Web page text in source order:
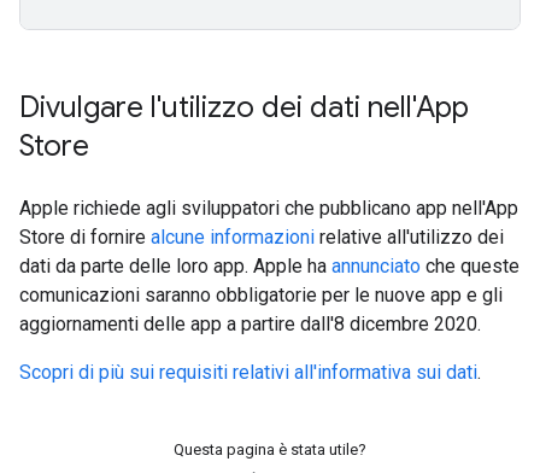
Divulgare l'utilizzo dei dati nell'App
Store
Apple richiede agli sviluppatori che pubblicano app nell'App
Store di fornire alcune informazioni relative all'utilizzo dei
dati da parte delle loro app. Apple ha annunciato che queste
comunicazioni saranno obbligatorie per le nuove app e gli
aggiornamenti delle app a partire dall'8 dicembre 2020.
Scopri di più sui requisiti relativi all'informativa sui dati.
Questa pagina è stata utile?